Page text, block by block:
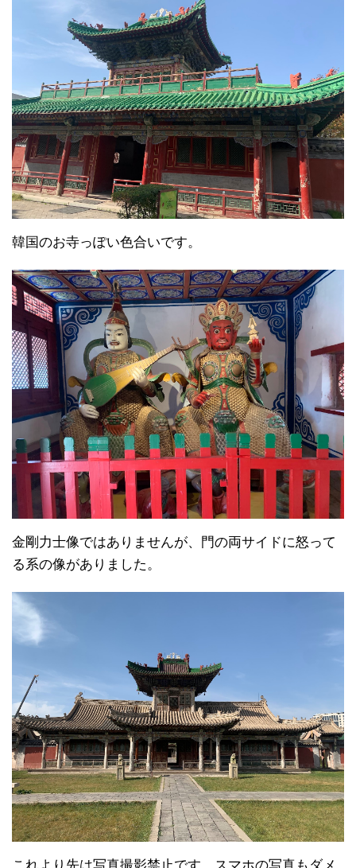
韓国のお寺っぽい色合いです。
金剛力士像ではありませんが、門の両サイドに怒って
る系の像がありました。